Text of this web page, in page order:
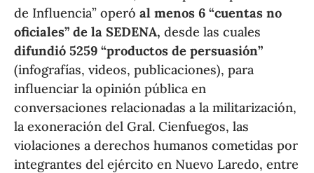
de Influencia” operóal menos 6 “cuentas no
oficiales” de la SEDENA, desde las cuales
difundió 5259 “productos de persuasión”
(infografías, videos, publicaciones), para
influenciar la opinión pública en
conversaciones relacionadas a la militarización,
la exoneración del Gral. Cienfuegos, las
violaciones a derechos humanos cometidas por
integrantes del ejército en Nuevo Laredo, entre